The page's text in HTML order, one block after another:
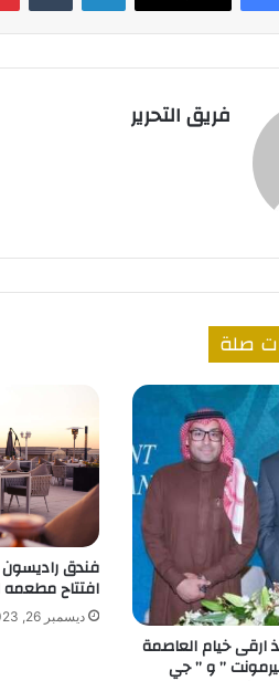
فريق التحرير
صلة
ارقى خيام العاصمة
” و ” جي
فندق راديسون
افتتاح مطعمه
ديسمبر 26, 2023